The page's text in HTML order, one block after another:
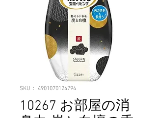
SKU： 4901070124794
10267 お部屋の消